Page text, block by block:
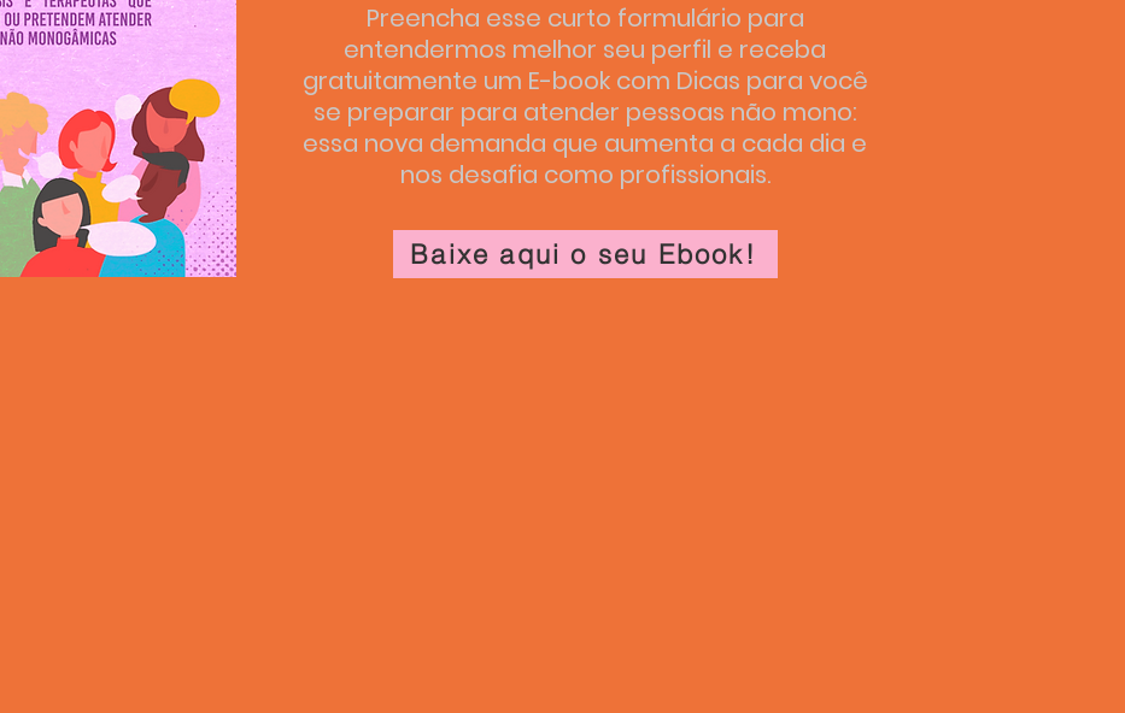
Baixe aqui o seu Ebook!
Preencha esse curto formulário para
entendermos melhor seu perfil e receba
gratuitamente um E-book com Dicas para você
se preparar para atender pessoas não mono:
essa nova demanda que aumenta a cada dia e
nos desafia como profissionais.